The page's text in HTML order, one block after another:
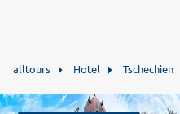
alltours Hotel Tschechien